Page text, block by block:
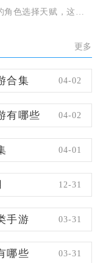
色选择天赋，这些
更多
合集 04-02
有哪些 04-02
04-01
12-31
手游 03-31
哪些 03-31